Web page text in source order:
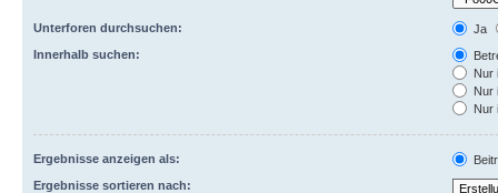
Unterforen durchsuchen:
Ja
Innerhalb suchen:
Nur
Nur
Nur
Ergebnisse anzeigen als:
Ergebnisse sortieren nach: